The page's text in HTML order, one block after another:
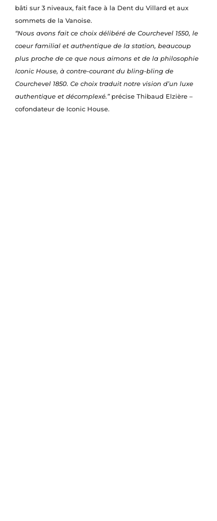
bâti sur 3 niveaux, fait face à la Dent du Villard et aux
sommets de la Vanoise.
“Nous avons fait ce choix délibéré de Courchevel 1550, le
coeur familial et authentique de la station, beaucoup
plus proche de ce que nous aimons et de la philosophie
Iconic House, à contre-courant du bling-bling de
Courchevel 1850. Ce choix traduit notre vision d’un luxe
authentique et décomplexé.”précise Thibaud Elzière –
cofondateur de Iconic House.